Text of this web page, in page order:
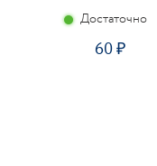
Достаточно
60